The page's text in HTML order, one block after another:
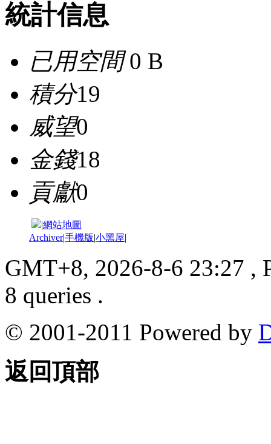
統計信息
已用空間0 B
積分19
威望0
金錢18
貢獻0
|網站地圖
Archiver|手機版|小黑屋|
GMT+8, 2026-8-6 23:27 ,
8 queries .
© 2001-2011 Powered by
返回頂部